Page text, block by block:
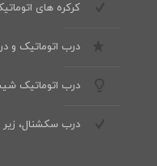
کرکره های
درب اتوماتیک و
درب اتوماتیک
درب سکشنال،